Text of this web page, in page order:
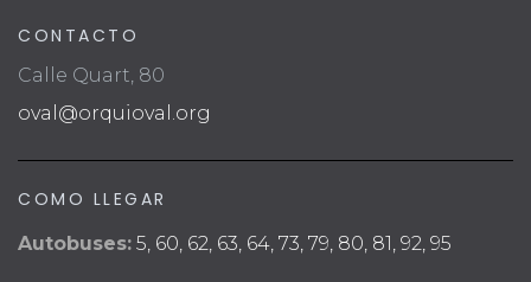
CONTACTO
Calle Quart, 80
oval@orquioval.org
COMO LLEGAR
Autobuses: 5, 60, 62, 63, 64, 73, 79, 80, 81, 92, 95